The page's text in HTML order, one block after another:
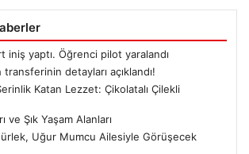
iniş yaptı. Öğrenci pilot yaralandı
detayları açıklandı!
Katan Lezzet: Çikolatalı Çilekli
ve Şık Yaşam Alanları
Uğur Mumcu Ailesiyle Görüşecek